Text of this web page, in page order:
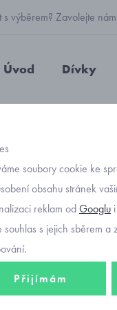
s výběrem? Zavolejte
Úvod Dívky
soubory cookie ke
obsahu stránek
reklam odGooglu
souhlas s jejich sběrem
Přijímám